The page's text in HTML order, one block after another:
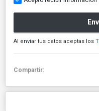
Al enviar tus datos aceptas los
Compartir: